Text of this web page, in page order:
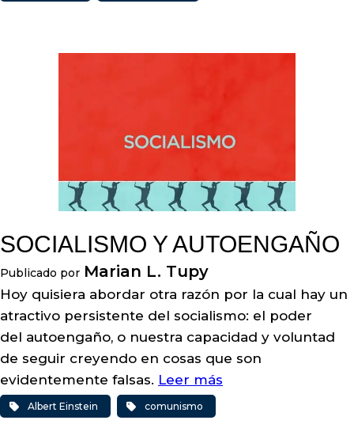
SOCIALISMO Y AUTOENGAÑO
Publicado por Marian L. Tupy
Hoy quisiera abordar otra razón por la cual hay un
atractivo persistente del socialismo: el poder
del autoengaño, o nuestra capacidad y voluntad
de seguir creyendo en cosas que son
evidentemente falsas. Leer más
Albert Einstein comunismo